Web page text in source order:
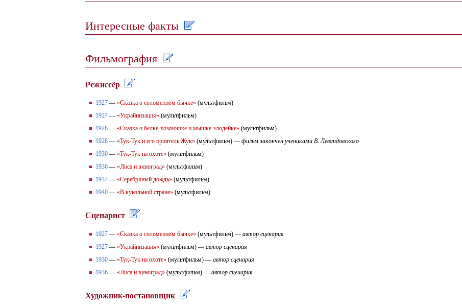
Интересные факты
Фильмография
Режиссёр
1927 — «Сказка о соломенном бычке» (мультфильм)
1927 — «Украйнизация» (мультфильм)
1928 — «Сказка о белке-хозяюшке и мышке-злодейке» (мультфильм)
1928 — «Тук-Тук и его приятель Жук» (мультфильм) — фильм закончен учениками В. Левандовского
1930 — «Тук-Тук на охоте» (мультфильм)
1936 — «Лиса и виноград» (мультфильм)
1937 — «Серебряный дождь» (мультфильм)
1940 — «В кукольной стране» (мультфильм)
Сценарист
1927 — «Сказка о соломенном бычке» (мультфильм) — автор сценария
1927 — «Украйнизация» (мультфильм) — автор сценария
1930 — «Тук-Тук на охоте» (мультфильм) — автор сценария
1936 — «Лиса и виноград» (мультфильм) — автор сценария
Художник-постановщик